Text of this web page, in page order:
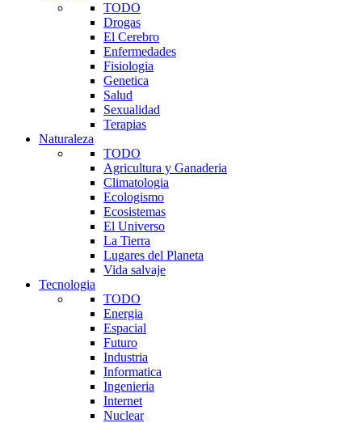
TODO
Drogas
El Cerebro
Enfermedades
Fisiologia
Genetica
Salud
Sexualidad
Terapias
Naturaleza
TODO
Agricultura y Ganaderia
Climatologia
Ecologismo
Ecosistemas
El Universo
La Tierra
Lugares del Planeta
Vida salvaje
Tecnologia
TODO
Energia
Espacial
Futuro
Industria
Informatica
Ingenieria
Internet
Nuclear